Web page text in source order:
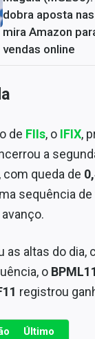
dobra aposta
mira Amazon
vendas online
de FIIs, o IFIX,
a
, com queda de
sequência
as altas do dia,
o BPML11
registrou
Último